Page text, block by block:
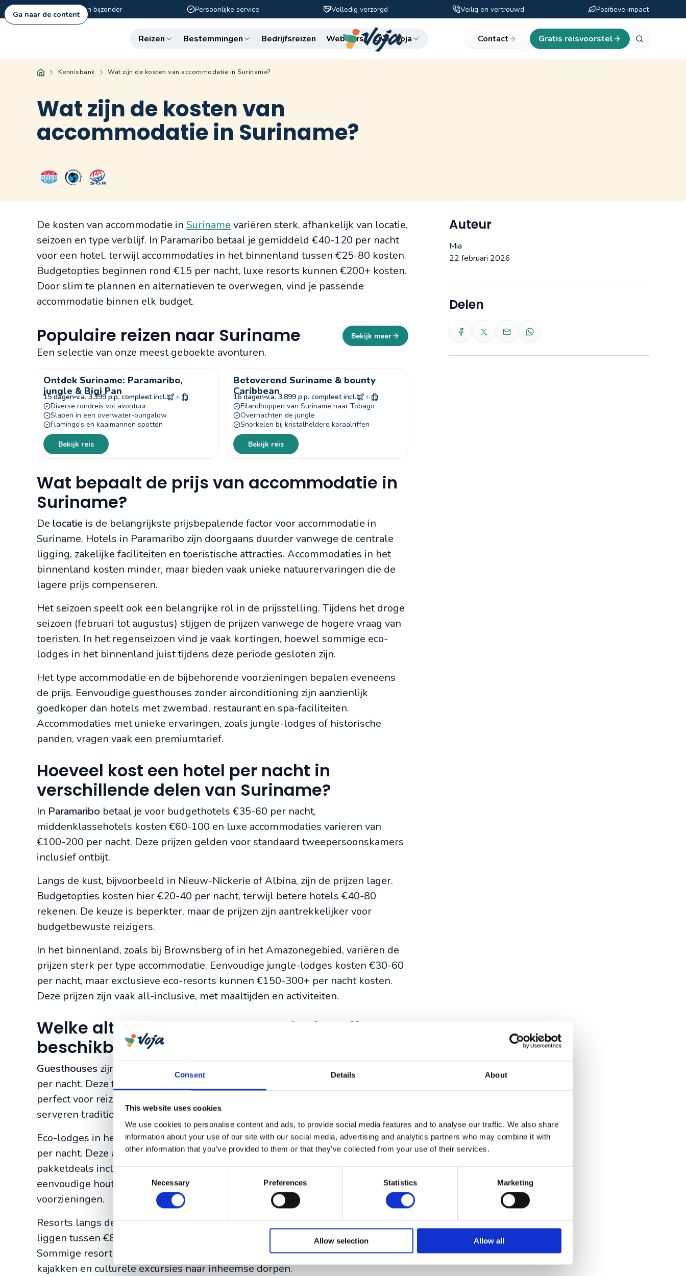
Consent Details About
This website uses cookies
We use cookies to personalise content and ads, to provide social media features and to analyse our traffic. We also share
information about your use of our site with our social media, advertising and analytics partners who may combine it with
other information that you’ve provided to them or that they’ve collected from your use of their services.
Consent
Selection
Necessary Preferences Statistics Marketing
Allow selection Allow all
Ga naar de content
Authentiek en bijzonder Persoonlijke service Volledig verzorgd Veilig en vertrouwd Positieve impact
Reizen Bestemmingen Bedrijfsreizen Webinars Over Voja Contact Gratis reisvoorstel
Kennisbank Wat zijn de kosten van accommodatie in Suriname?
Wat zijn de kosten van
accommodatie in Suriname?
De kosten van accommodatie in Suriname variëren sterk, afhankelijk van locatie,
seizoen en type verblijf. In Paramaribo betaal je gemiddeld €40-120 per nacht
voor een hotel, terwijl accommodaties in het binnenland tussen €25-80 kosten.
Budgetopties beginnen rond €15 per nacht, luxe resorts kunnen €200+ kosten.
Door slim te plannen en alternatieven te overwegen, vind je passende
accommodatie binnen elk budget.
Populaire reizen naar Suriname
Een selectie van onze meest geboekte avonturen.
Bekijk meer
Ontdek Suriname: Paramaribo,
jungle & Bigi Pan
15 dagen v.a. 3.399 p.p. compleet incl.
Diverse rondreis vol avontuur
Slapen in een overwater-bungalow
Flamingo’s en kaaimannen spotten
Bekijk reis
Betoverend Suriname & bounty
Caribbean
16 dagen v.a. 3.899 p.p. compleet incl.
Eilandhoppen van Suriname naar Tobago
Overnachten de jungle
Snorkelen bij kristalheldere koraalriffen
Bekijk reis
Wat bepaalt de prijs van accommodatie in
Suriname?
De locatie is de belangrijkste prijsbepalende factor voor accommodatie in
Suriname. Hotels in Paramaribo zijn doorgaans duurder vanwege de centrale
ligging, zakelijke faciliteiten en toeristische attracties. Accommodaties in het
binnenland kosten minder, maar bieden vaak unieke natuurervaringen die de
lagere prijs compenseren.
Het seizoen speelt ook een belangrijke rol in de prijsstelling. Tijdens het droge
seizoen (februari tot augustus) stijgen de prijzen vanwege de hogere vraag van
toeristen. In het regenseizoen vind je vaak kortingen, hoewel sommige eco-
lodges in het binnenland juist tijdens deze periode gesloten zijn.
Het type accommodatie en de bijbehorende voorzieningen bepalen eveneens
de prijs. Eenvoudige guesthouses zonder airconditioning zijn aanzienlijk
goedkoper dan hotels met zwembad, restaurant en spa-faciliteiten.
Accommodaties met unieke ervaringen, zoals jungle-lodges of historische
panden, vragen vaak een premiumtarief.
Hoeveel kost een hotel per nacht in
verschillende delen van Suriname?
In Paramaribo betaal je voor budgethotels €35-60 per nacht,
middenklassehotels kosten €60-100 en luxe accommodaties variëren van
€100-200 per nacht. Deze prijzen gelden voor standaard tweepersoonskamers
inclusief ontbijt.
Langs de kust, bijvoorbeeld in Nieuw-Nickerie of Albina, zijn de prijzen lager.
Budgetopties kosten hier €20-40 per nacht, terwijl betere hotels €40-80
rekenen. De keuze is beperkter, maar de prijzen zijn aantrekkelijker voor
budgetbewuste reizigers.
In het binnenland, zoals bij Brownsberg of in het Amazonegebied, variëren de
prijzen sterk per type accommodatie. Eenvoudige jungle-lodges kosten €30-60
per nacht, maar exclusieve eco-resorts kunnen €150-300+ per nacht kosten.
Deze prijzen zijn vaak all-inclusive, met maaltijden en activiteiten.
Welke alternatieve accommodaties zijn er
beschikbaar in Suriname?
Guesthouses zijn populaire alternatieven voor hotels en kosten meestal €15-45
per nacht. Deze familiebedrijven bieden persoonlijke service en lokale tips,
perfect voor reizigers die authentieke ervaringen zoeken. Veel guesthouses
serveren traditionele Surinaamse ontbijtjes.
Eco-lodges in het regenwoud bieden unieke natuurervaringen vanaf €50-120
per nacht. Deze accommodaties focussen op duurzaamheid en bieden vaak
pakketdeals inclusief maaltijden, gidsen en boottochten. Ze variëren van
eenvoudige houten hutten tot comfortabele bungalows met moderne
voorzieningen.
Resorts langs de rivieren combineren comfort met natuurbeleving. De prijzen
liggen tussen €80-200 per nacht, afhankelijk van de locatie en faciliteiten.
Sommige resorts bieden all-inclusivepakketten met activiteiten zoals vissen,
kajakken en culturele excursies naar inheemse dorpen.
Auteur
Mia
22 februari 2026
Delen
Zoeken